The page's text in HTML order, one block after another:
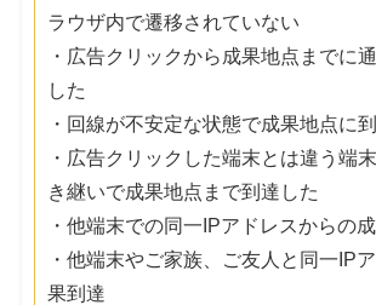
ラウザ内で遷移されていない
・広告クリックから成果地点までに
した
・回線が不安定な状態で成果地点に
・広告クリックした端末とは違う端
き継いで成果地点まで到達した
・他端末での同一IPアドレスからの
・他端末やご家族、ご友人と同一IP
果到達